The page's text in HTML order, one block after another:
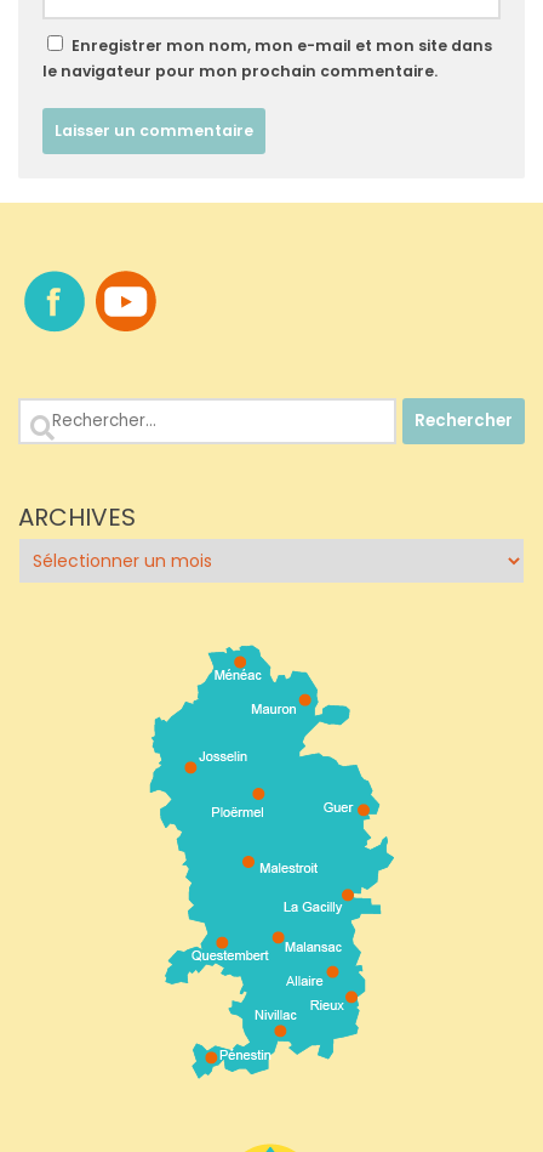
Enregistrer mon nom, mon e-mail et mon site dans
le navigateur pour mon prochain commentaire.
Rechercher :
ARCHIVES
Archives